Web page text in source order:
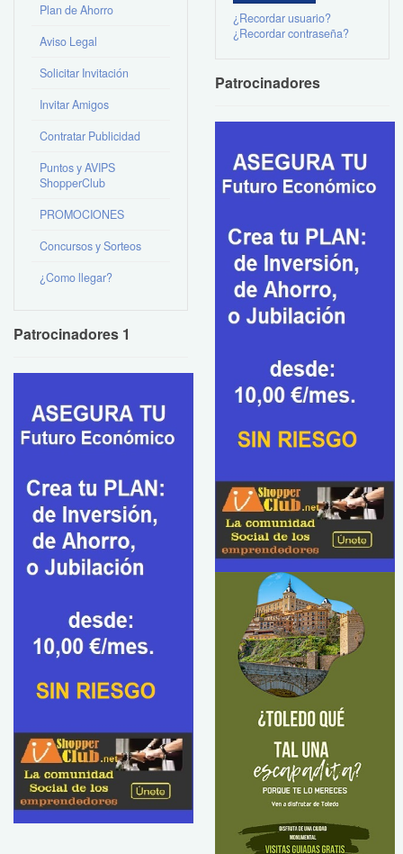
Plan de Ahorro
Aviso Legal
Solicitar Invitación
Invitar Amigos
Contratar Publicidad
Puntos y AVIPS
ShopperClub
PROMOCIONES
Concursos y Sorteos
¿Como llegar?
Patrocinadores 1
¿Recordar usuario?
¿Recordar contraseña?
Patrocinadores